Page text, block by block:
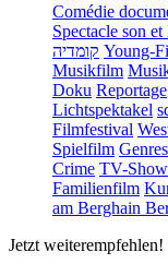
Comédie
Spectacle son
קומדיה Young-
Musikfilm
Doku Reportage
Lichtspektakel
Filmfestival
Spielfilm Genres
Crime TV-Show
Familienfilm
am Berghain
Jetzt weiterempfehlen!